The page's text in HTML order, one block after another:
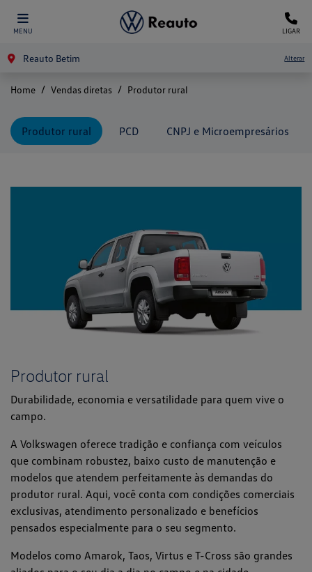
MENU LIGAR
Reauto Betim Alterar
Home Vendas diretas Produtor rural
PCD CNPJ e Microempresários
Produtor rural
Produtor rural
Durabilidade, economia e versatilidade para quem vive o
campo.
A Volkswagen oferece tradição e confiança com veículos
que combinam robustez, baixo custo de manutenção e
modelos que atendem perfeitamente às demandas do
produtor rural. Aqui, você conta com condições comerciais
exclusivas, atendimento personalizado e benefícios
pensados especialmente para o seu segmento.
Modelos como Amarok, Taos, Virtus e T-Cross são grandes